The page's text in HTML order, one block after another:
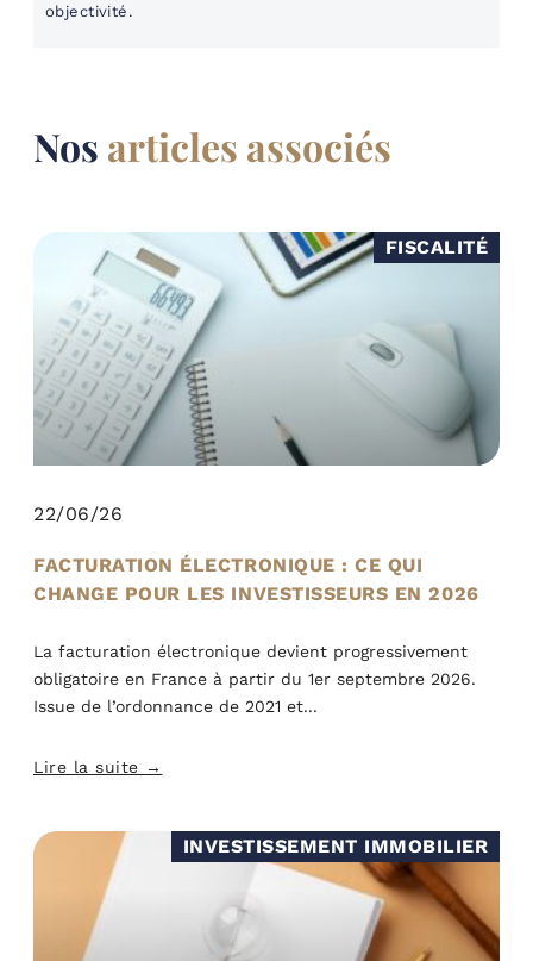
objectivité.
Nos articles associés
FISCALITÉ
FACTURATION ÉLECTRONIQUE : CE QUI
CHANGE POUR LES INVESTISSEURS EN 2026
La facturation électronique devient progressivement
obligatoire en France à partir du 1er septembre 2026.
Issue de l’ordonnance de 2021 et
Lire la suite →
22/06/26
INVESTISSEMENT IMMOBILIER